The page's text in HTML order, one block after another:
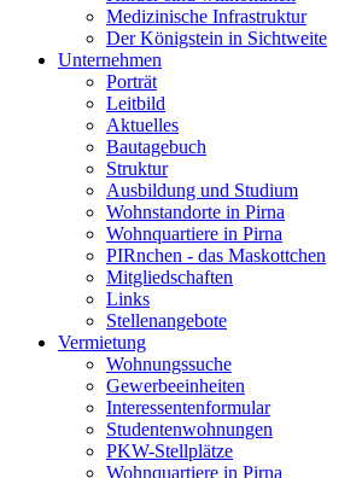
Medizinische Infrastruktur
Der Königstein in Sichtweite
Unternehmen
Porträt
Leitbild
Aktuelles
Bautagebuch
Struktur
Ausbildung und Studium
Wohnstandorte in Pirna
Wohnquartiere in Pirna
PIRnchen - das Maskottchen
Mitgliedschaften
Links
Stellenangebote
Vermietung
Wohnungssuche
Gewerbeeinheiten
Interessentenformular
Studentenwohnungen
PKW-Stellplätze
Wohnquartiere in Pirna